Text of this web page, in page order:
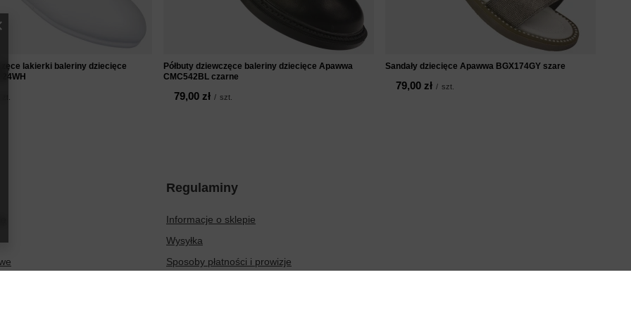
lakierki baleriny dziecięce
Półbuty dziewczęce baleriny dziecięce Apawwa
CMC542BL czarne
79,00 zł / szt.
Sandały dziecięce Apawwa BGX174GY szare
79,00 zł / szt.
Regulaminy
Informacje o sklepie
Wysyłka
Sposoby płatności i prowizje